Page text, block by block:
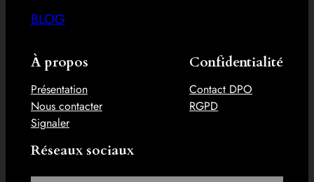
BLOG
À propos
Présentation
Nous contacter
Signaler
Confidentialité
Contact DPO
RGPD
Réseaux sociaux